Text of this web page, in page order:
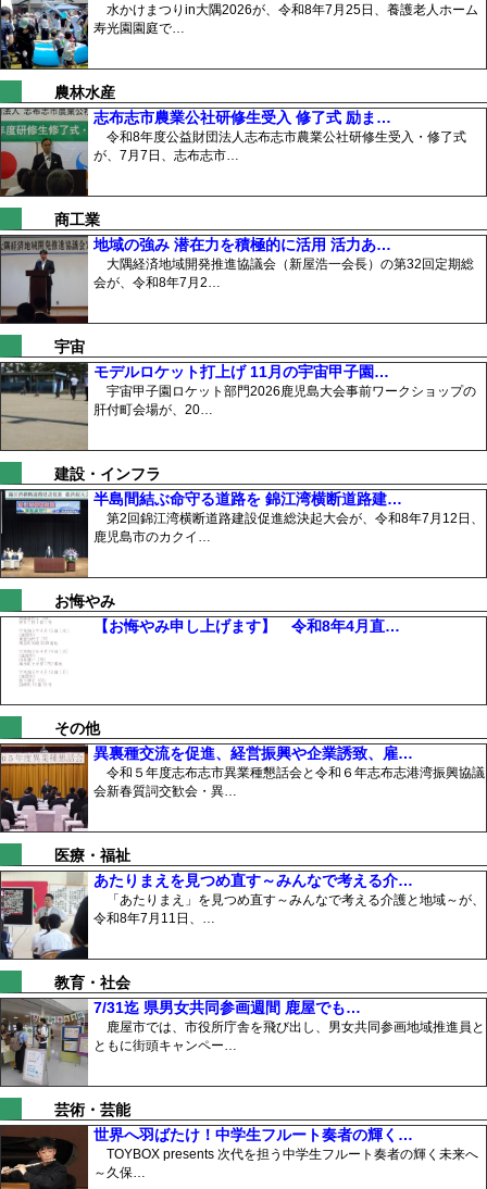
水かけまつりin大隅2026が、令和8年7月25日、養護老人ホーム
寿光園園庭で…
農林水産
志布志市農業公社研修生受入 修了式 励ま…
令和8年度公益財団法人志布志市農業公社研修生受入・修了式
が、7月7日、志布志市…
商工業
地域の強み 潜在力を積極的に活用 活力あ…
大隅経済地域開発推進協議会（新屋浩一会長）の第32回定期総
会が、令和8年7月2…
宇宙
モデルロケット打上げ 11月の宇宙甲子園…
宇宙甲子園ロケット部門2026鹿児島大会事前ワークショップの
肝付町会場が、20…
建設・インフラ
半島間結ぶ命守る道路を 錦江湾横断道路建…
第2回錦江湾横断道路建設促進総決起大会が、令和8年7月12日、
鹿児島市のカクイ…
お悔やみ
【お悔やみ申し上げます】 令和8年4月直…
その他
異裏種交流を促進、経営振興や企業誘致、雇…
令和５年度志布志市異業種懇話会と令和６年志布志港湾振興協議
会新春質詞交歓会・異…
医療・福祉
あたりまえを見つめ直す～みんなで考える介…
「あたりまえ」を見つめ直す～みんなで考える介護と地域～が、
令和8年7月11日、…
教育・社会
7/31迄 県男女共同参画週間 鹿屋でも…
鹿屋市では、市役所庁舎を飛び出し、男女共同参画地域推進員と
ともに街頭キャンペー…
芸術・芸能
世界へ羽ばたけ！中学生フルート奏者の輝く…
TOYBOX presents 次代を担う中学生フルート奏者の輝く未来へ
～久保…